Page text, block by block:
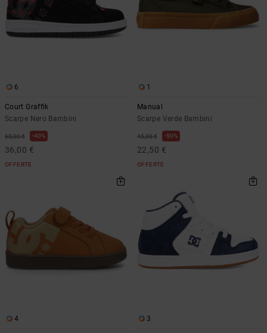
6
Court Graffik
Scarpe Nero Bambini
60,00 € 40%
36,00 €
OFFERTE
1
Manual
Scarpe Verde Bambini
45,00 € 50%
22,50 €
OFFERTE
4 3